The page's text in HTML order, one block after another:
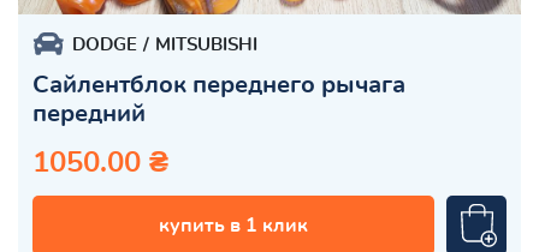
DODGE MITSUBISHI
Сайлентблок переднего рычага
передний
1050.00 ₴
купить в 1 клик